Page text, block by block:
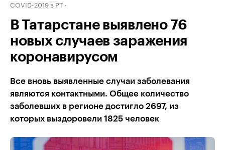
COVID-2019 в РТ
В Татарстане выявлено 76
новых случаев заражения
коронавирусом
Все вновь выявленные случаи заболевания
являются контактными. Общее количество
заболевших в регионе достигло 2697, из
которых выздоровели 1825 человек